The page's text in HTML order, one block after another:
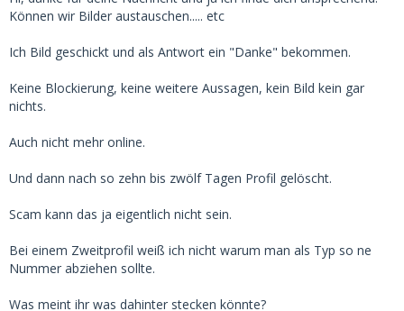
Können wir Bilder austauschen..... etc
Ich Bild geschickt und als Antwort ein "Danke" bekommen.
Keine Blockierung, keine weitere Aussagen, kein Bild kein gar
nichts.
Auch nicht mehr online.
Und dann nach so zehn bis zwölf Tagen Profil gelöscht.
Scam kann das ja eigentlich nicht sein.
Bei einem Zweitprofil weiß ich nicht warum man als Typ so ne
Nummer abziehen sollte.
Was meint ihr was dahinter stecken könnte?